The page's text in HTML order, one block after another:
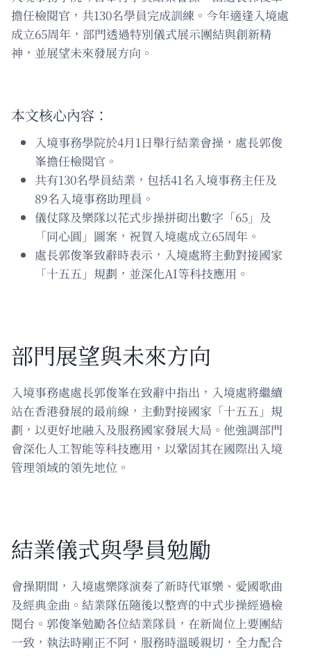
擔任檢閱官，共130名學員完成訓練。今年適逢入境處
成立65周年，部門透過特別儀式展示團結與創新精
神，並展望未來發展方向。
本文核心內容：
入境事務學院於4月1日舉行結業會操，處長郭俊
峯擔任檢閱官。
共有130名學員結業，包括41名入境事務主任及
89名入境事務助理員。
儀仗隊及樂隊以花式步操拼砌出數字「65」及
「同心圓」圖案，祝賀入境處成立65周年。
處長郭俊峯致辭時表示，入境處將主動對接國家
「十五五」規劃，並深化AI等科技應用。
部門展望與未來方向
入境事務處處長郭俊峯在致辭中指出，入境處將繼續
站在香港發展的最前線，主動對接國家「十五五」規
劃，以更好地融入及服務國家發展大局。他強調部門
會深化人工智能等科技應用，以鞏固其在國際出入境
管理領域的領先地位。
結業儀式與學員勉勵
會操期間，入境處樂隊演奏了新時代軍樂、愛國歌曲
及經典金曲。結業隊伍隨後以整齊的中式步操經過檢
閱台。郭俊峯勉勵各位結業隊員，在新崗位上要團結
一致，執法時剛正不阿，服務時溫暖親切，全力配合